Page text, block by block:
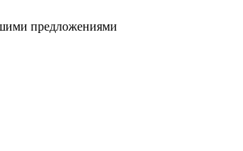
предложениями